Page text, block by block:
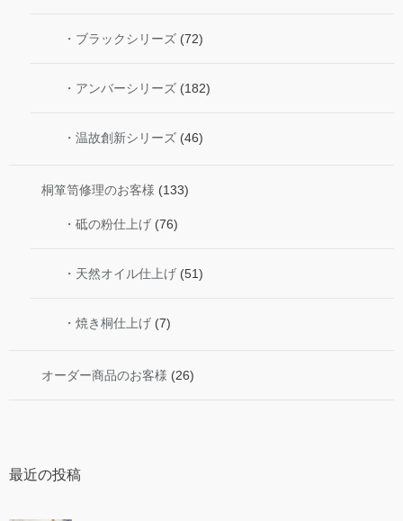
・ブラックシリーズ (72)
・アンバーシリーズ (182)
・温故創新シリーズ (46)
桐箪笥修理のお客様 (133)
・砥の粉仕上げ (76)
・天然オイル仕上げ (51)
・焼き桐仕上げ (7)
オーダー商品のお客様 (26)
最近の投稿